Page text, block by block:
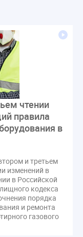
суд
и ЖКХ
Пени за ЖКУ
Мероприятия
Пахомов
МКД
УК
чтении
правила
в
и третьем
изменений в
в Российской
кодекса
порядка
и ремонта
газового